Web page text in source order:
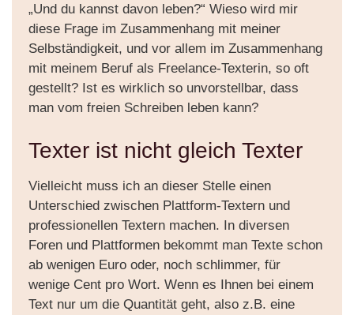
„Und du kannst davon leben?“ Wieso wird mir
diese Frage im Zusammenhang mit meiner
Selbständigkeit, und vor allem im Zusammenhang
mit meinem Beruf als Freelance-Texterin, so oft
gestellt? Ist es wirklich so unvorstellbar, dass
man vom freien Schreiben leben kann?
Texter ist nicht gleich Texter
Vielleicht muss ich an dieser Stelle einen
Unterschied zwischen Plattform-Textern und
professionellen Textern machen. In diversen
Foren und Plattformen bekommt man Texte schon
ab wenigen Euro oder, noch schlimmer, für
wenige Cent pro Wort. Wenn es Ihnen bei einem
Text nur um die Quantität geht, also z.B. eine